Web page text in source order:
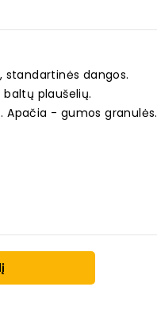
standartinės dangos.
baltų plaušelių.
Apačia - gumos granulės.